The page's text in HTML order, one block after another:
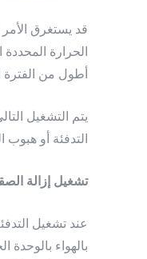
قد يستغرق
الحرارة المحددة
أطول من الفترة
يتم التشغيل
التدفئة أو هبوب
تشغيل إزالة
عند تشغيل
بالهواء بالوحدة